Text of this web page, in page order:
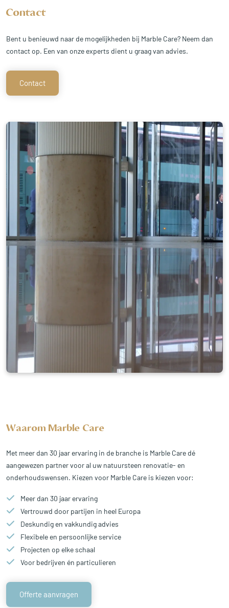
Contact
Bent u benieuwd naar de mogelijkheden bij Marble Care? Neem dan
contact op. Een van onze experts dient u graag van advies.
Contact
Waarom Marble Care
Met meer dan 30 jaar ervaring in de branche is Marble Care dé
aangewezen partner voor al uw natuursteen renovatie- en
onderhoudswensen. Kiezen voor Marble Care is kiezen voor:
Meer dan 30 jaar ervaring
Vertrouwd door partijen in heel Europa
Deskundig en vakkundig advies
Flexibele en persoonlijke service
Projecten op elke schaal
Voor bedrijven én particulieren
Offerte aanvragen